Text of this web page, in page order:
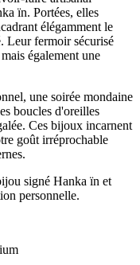
ïn. Portées, elles
élégamment le
Leur fermoir sécurisé
également une
une soirée mondaine
boucles d'oreilles
Ces bijoux incarnent
goût irréprochable
signé Hanka ïn et
personnelle.